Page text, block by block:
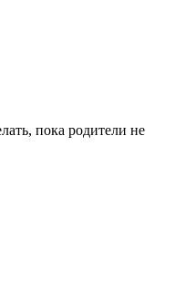
пока родители не